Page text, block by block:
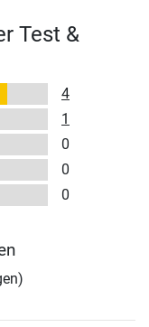
Test &
4
1
0
0
0